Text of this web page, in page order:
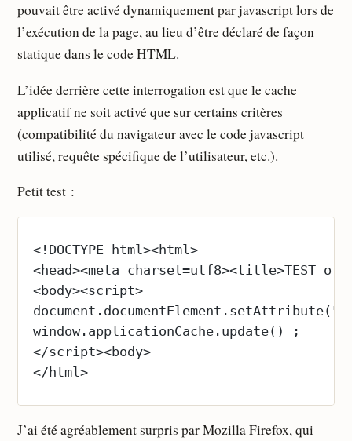
pouvait être activé dynamiquement par javascript lors de
l’exécution de la page, au lieu d’être déclaré de façon
statique dans le code HTML.
L’idée derrière cette interrogation est que le cache
applicatif ne soit activé que sur certains critères
(compatibilité du navigateur avec le code javascript
utilisé, requête spécifique de l’utilisateur, etc.).
Petit test :
<!DOCTYPE html><html>
<head><meta charset=utf8><title>TEST
<body><script>
window.applicationCache.update() ;
</script><body>
</html>
J’ai été agréablement surpris par Mozilla Firefox, qui